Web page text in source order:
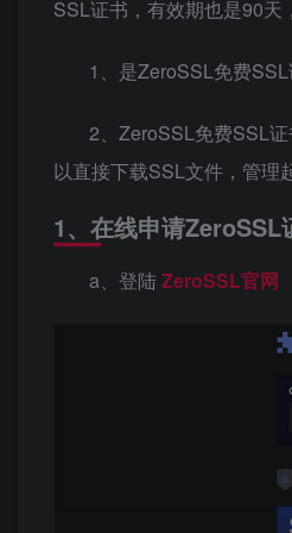
SSL证书，有效期也是90
1、是ZeroSSL免费
2、ZeroSSL免费SSL
以直接下载SSL文件，管理
1、在线申请ZeroSSL
a、登陆ZeroSSL官网